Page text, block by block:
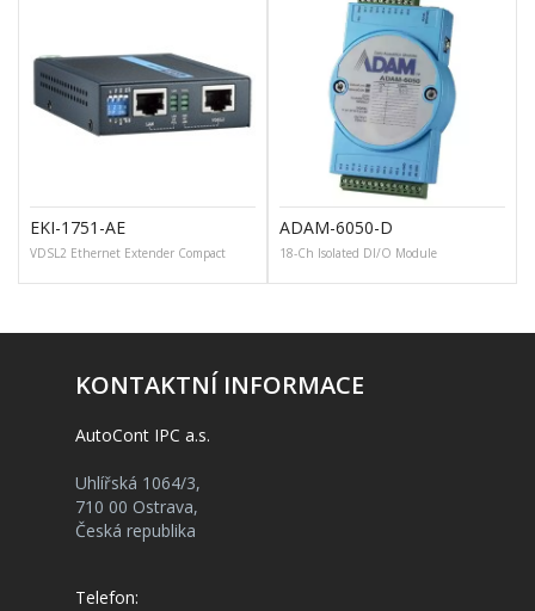
EKI-1751-AE
VDSL2 Ethernet Extender Compact
ADAM-6050-D
18-Ch Isolated DI/O Module
KONTAKTNÍ INFORMACE
AutoCont IPC a.s.
Uhlířská 1064/3,
710 00 Ostrava,
Česká republika
Telefon: